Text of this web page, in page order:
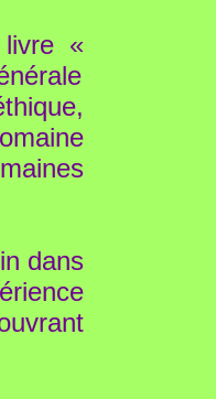
«
dans